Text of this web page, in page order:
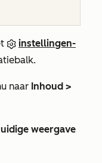
instellingen-
naar Inhoud >
weergave